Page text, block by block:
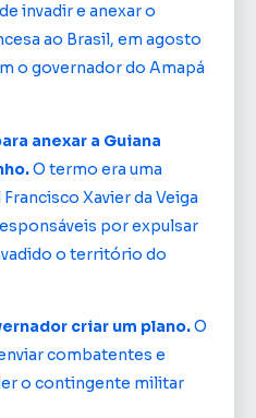
invadir e anexar o
ao Brasil, em agosto
o governador do Amapá
anexar a Guiana
O termo era uma
Xavier da Veiga
por expulsar
o território do
criar um plano.O
combatentes e
o contingente militar